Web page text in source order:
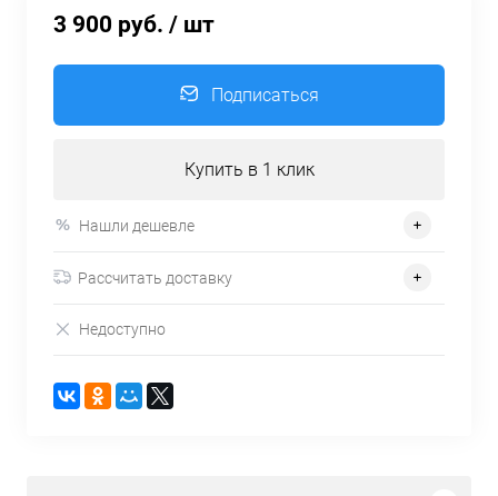
3 900 руб. / шт
Подписаться
Купить в 1 клик
Нашли дешевле
Рассчитать доставку
Недоступно